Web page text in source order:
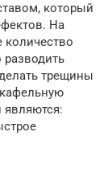
который
На
количество
трещины